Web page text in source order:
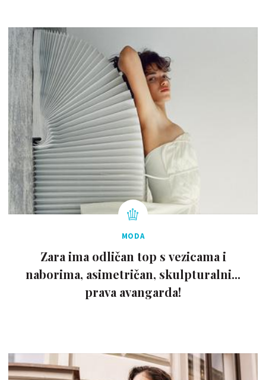
MODA
Zara ima odličan top s vezicama i
naborima, asimetričan, skulpturalni...
prava avangarda!